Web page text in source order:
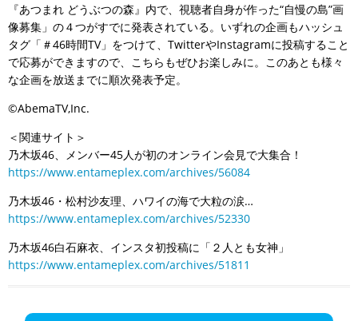
『あつまれ どうぶつの森』内で、視聴者自身が作った“自慢の島”画
像募集」の４つがすでに発表されている。いずれの企画もハッシュ
タグ「＃46時間TV」をつけて、TwitterやInstagramに投稿すること
で応募ができますので、こちらもぜひお楽しみに。このあとも様々
な企画を放送までに順次発表予定。
©AbemaTV,Inc.
＜関連サイト＞
乃木坂46、メンバー45人が初のオンライン会見で大集合！
https://www.entameplex.com/archives/56084
乃木坂46・松村沙友理、ハワイの海で大粒の涙…
https://www.entameplex.com/archives/52330
乃木坂46白石麻衣、インスタ初投稿に「２人とも女神」
https://www.entameplex.com/archives/51811